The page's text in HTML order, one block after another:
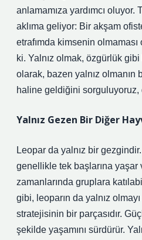
anlamamıza yardımcı
aklıma geliyor: Bir akşam
etrafımda kimsenin olmaması
ki. Yalnız olmak, özgürlük
olarak, bazen yalnız olmanın
haline geldiğini sorguluyoruz,
Yalnız Gezen Bir Diğer
Leopar da yalnız bir
genellikle tek başlarına yaşar
zamanlarında gruplara
gibi, leoparın da yalnız
stratejisinin bir parçasıdır.
şekilde yaşamını sürdürür.